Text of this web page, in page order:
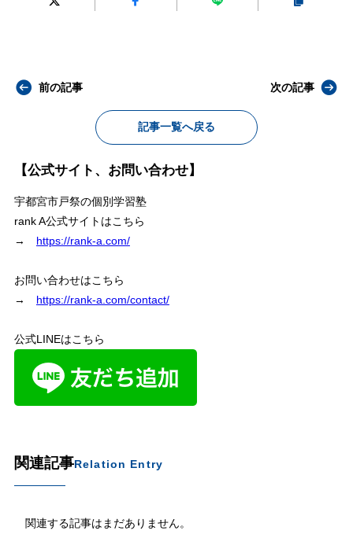
前の記事
記事一覧へ戻る
次の記事
【公式サイト、お問い合わせ】
宇都宮市戸祭の個別学習塾
rank A公式サイトはこちら
→ https://rank-a.com/
お問い合わせはこちら
→ https://rank-a.com/contact/
公式LINEはこちら
関連記事Relation Entry
関連する記事はまだありません。